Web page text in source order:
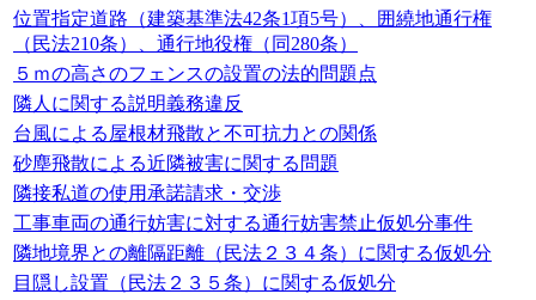
位置指定道路（建築基準法42条1項5号）、囲繞地通行権
（民法210条）、通行地役権（同280条）
５ｍの高さのフェンスの設置の法的問題点
隣人に関する説明義務違反
台風による屋根材飛散と不可抗力との関係
砂塵飛散による近隣被害に関する問題
隣接私道の使用承諾請求・交渉
工事車両の通行妨害に対する通行妨害禁止仮処分事件
隣地境界との離隔距離（民法２３４条）に関する仮処分
目隠し設置（民法２３５条）に関する仮処分